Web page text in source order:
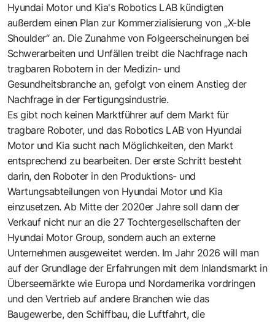
Hyundai Motor und Kia's Robotics LAB kündigten
außerdem einen Plan zur Kommerzialisierung von „X-ble
Shoulder“ an. Die Zunahme von Folgeerscheinungen bei
Schwerarbeiten und Unfällen treibt die Nachfrage nach
tragbaren Robotern in der Medizin- und
Gesundheitsbranche an, gefolgt von einem Anstieg der
Nachfrage in der Fertigungsindustrie.
Es gibt noch keinen Marktführer auf dem Markt für
tragbare Roboter, und das Robotics LAB von Hyundai
Motor und Kia sucht nach Möglichkeiten, den Markt
entsprechend zu bearbeiten. Der erste Schritt besteht
darin, den Roboter in den Produktions- und
Wartungsabteilungen von Hyundai Motor und Kia
einzusetzen. Ab Mitte der 2020er Jahre soll dann der
Verkauf nicht nur an die 27 Tochtergesellschaften der
Hyundai Motor Group, sondern auch an externe
Unternehmen ausgeweitet werden. Im Jahr 2026 will man
auf der Grundlage der Erfahrungen mit dem Inlandsmarkt in
Überseemärkte wie Europa und Nordamerika vordringen
und den Vertrieb auf andere Branchen wie das
Baugewerbe, den Schiffbau, die Luftfahrt, die